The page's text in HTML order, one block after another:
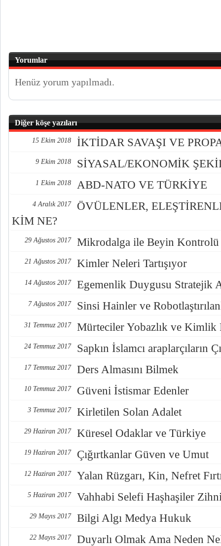
Yorumlar
Henüz yorum yapılmadı.
Diğer köşe yazıları
15 Ekim 2018 İKTİDAR SAVAŞI VE
9 Ekim 2018 SİYASAL/EKONOMİK
1 Ekim 2018 ABD-NATO VE TÜRKİYE
4 Aralık 2017
ÖVÜLENLER,
KİM NE?
29 Ağustos 2017 Mikrodalga ile Beyin Kontrolü
21 Ağustos 2017 Kimler Neleri Tartışıyor
14 Ağustos 2017 Egemenlik Duygusu Stratejik
7 Ağustos 2017 Sinsi Hainler ve
31 Temmuz 2017 Mürteciler Yobazlık ve Kimlik
24 Temmuz 2017 Sapkın İslamcı araplarçıların
17 Temmuz 2017 Ders Almasını Bilmek
10 Temmuz 2017 Güveni İstismar Edenler
3 Temmuz 2017 Kirletilen Solan Adalet
29 Haziran 2017 Küresel Odaklar ve Türkiye
19 Haziran 2017 Çığırtkanlar Güven ve Umut
12 Haziran 2017 Yalan Rüzgarı, Kin, Nefret
5 Haziran 2017 Vahhabi Selefi Haşhaşiler
29 Mayıs 2017 Bilgi Algı Medya Hukuk
22 Mayıs 2017 Duyarlı Olmak Ama Neden